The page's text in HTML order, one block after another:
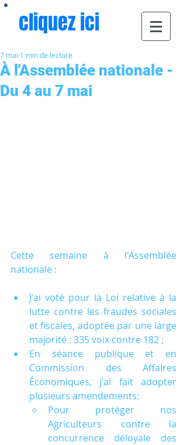
cliquez ici
À l'Assemblée nationale -
Du 4 au 7 mai
7 mai 1 min de lecture
Cette semaine à l'Assemblée
nationale :
J'ai voté pour la Loi relative à la
lutte contre les fraudes sociales
et fiscales, adoptée par une large
majorité : 335 voix contre 182 ;
En séance publique et en
Commission des Affaires
Économiques, j'ai fait adopter
plusieurs amendements:
Pour protéger nos
Agriculteurs contre la
concurrence déloyale des